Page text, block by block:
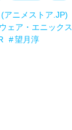
アニメストア.JP)
ェア・エニックス
望月淳